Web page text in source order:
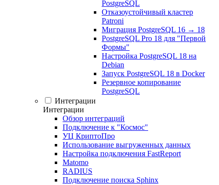
PostgreSQL
Отказоустойчивый кластер
Patroni
Миграция PostgreSQL 16 → 18
PostgreSQL Pro 18 для "Первой
Формы"
Настройка PostgreSQL 18 на
Debian
Запуск PostgreSQL 18 в Docker
Резервное копирование
PostgreSQL
Интеграции
Интеграции
Обзор интеграций
Подключение к "Космос"
УЦ КриптоПро
Использование выгруженных данных
Настройка подключения FastReport
Matomo
RADIUS
Подключение поиска Sphinx